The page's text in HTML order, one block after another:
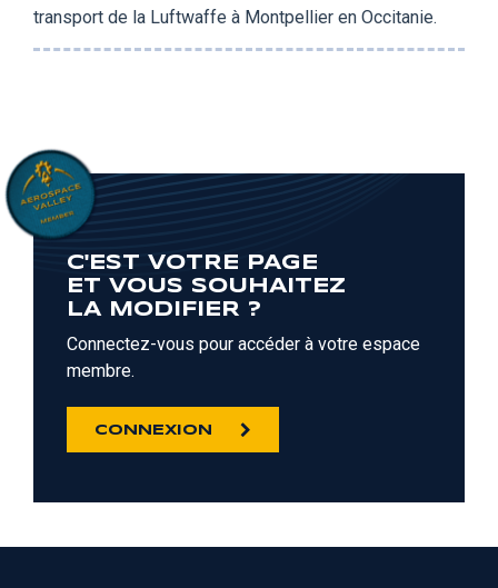
transport de la Luftwaffe à Montpellier en Occitanie.
C'EST VOTRE PAGE
ET VOUS SOUHAITEZ
LA MODIFIER ?
Connectez-vous pour accéder à votre espace
membre.
CONNEXION